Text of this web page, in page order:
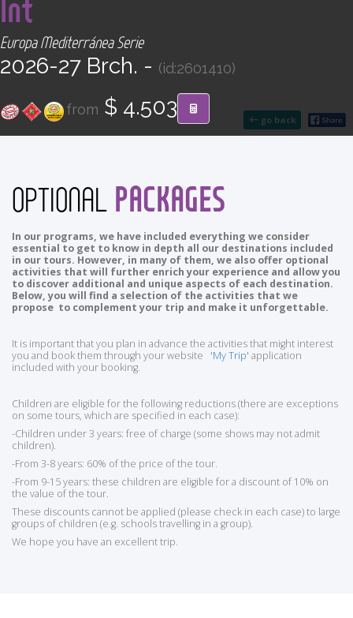
go back
Int
Europa Mediterránea Serie
2026-27 Brch. - (id:2601410)
from $ 4.503
OPTIONAL PACKAGES
In our programs, we have included everything we consider
essential to get to know in depth all our destinations included
in our tours. However, in many of them, we also offer optional
activities that will further enrich your experience and allow you
to discover additional and unique aspects of each destination.
Below, you will find a selection of the activities that we
propose to complement your trip and make it unforgettable.
It is important that you plan in advance the activities that might interest
you and book them through your website 'My Trip' application
included with your booking.
Children are eligible for the following reductions (there are exceptions
on some tours, which are specified in each case):
-Children under 3 years: free of charge (some shows may not admit
children).
-From 3-8 years: 60% of the price of the tour.
-From 9-15 years: these children are eligible for a discount of 10% on
the value of the tour.
These discounts cannot be applied (please check in each case) to large
groups of children (e.g. schools travelling in a group).
We hope you have an excellent trip.